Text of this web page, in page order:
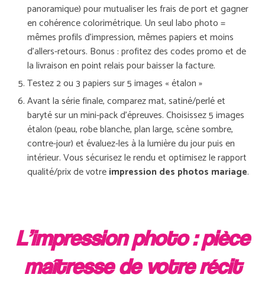
panoramique) pour mutualiser les frais de port et gagner
en cohérence colorimétrique. Un seul labo photo =
mêmes profils d’impression, mêmes papiers et moins
d’allers-retours. Bonus : profitez des codes promo et de
la livraison en point relais pour baisser la facture.
Testez 2 ou 3 papiers sur 5 images « étalon »
Avant la série finale, comparez mat, satiné/perlé et
baryté sur un mini-pack d’épreuves. Choisissez 5 images
étalon (peau, robe blanche, plan large, scène sombre,
contre-jour) et évaluez-les à la lumière du jour puis en
intérieur. Vous sécurisez le rendu et optimisez le rapport
qualité/prix de votreimpression des photos mariage.
L’impression photo : pièce
maîtresse de votre récit